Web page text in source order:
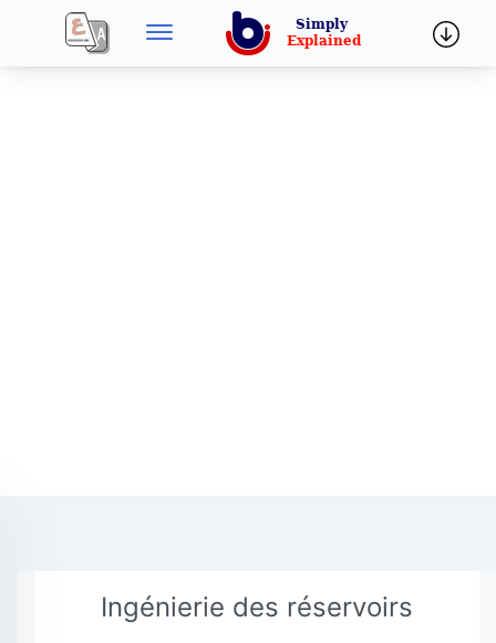
Ingénierie des réservoirs